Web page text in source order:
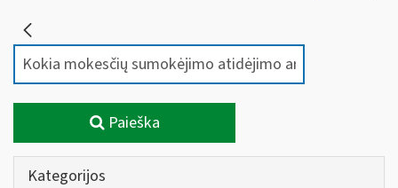
Paieška
Kategorijos